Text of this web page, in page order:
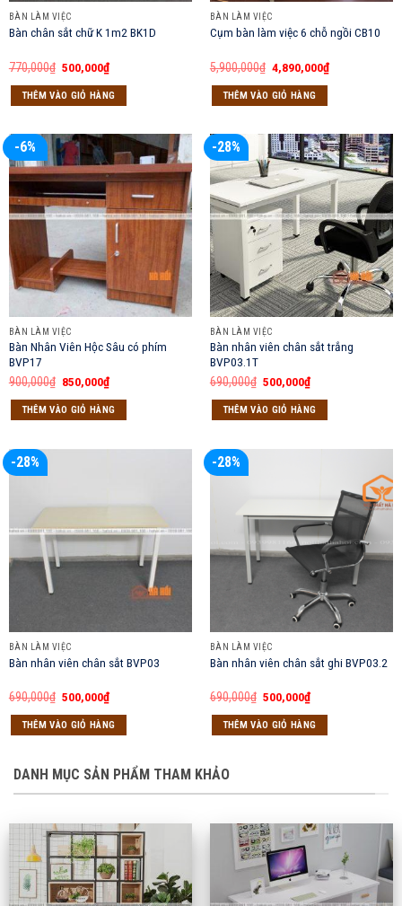
BÀN LÀM VIỆC
Bàn chân sắt chữ K 1m2 BK1D
770,000₫ Giá
là:
770,000₫.
500,000₫Giá
hiện
tại
là:
THÊM VÀO GIỎ HÀNG
BÀN LÀM VIỆC
Cụm bàn làm việc 6 chỗ ngồi CB10
5,900,000₫ Giá
gốc
là:
5,900,000₫.
4,890,000₫Giá
hiện
THÊM VÀO GIỎ HÀNG
-6%
BÀN LÀM VIỆC
Bàn Nhân Viên Hộc Sâu có phím
BVP17
900,000₫ Giá
là:
900,000₫.
850,000₫Giá
hiện
tại
là:
THÊM VÀO GIỎ HÀNG
-28%
BÀN LÀM VIỆC
Bàn nhân viên chân sắt trắng
BVP03.1T
690,000₫ Giá
là:
690,000₫.
500,000₫Giá
hiện
tại
là:
THÊM VÀO GIỎ HÀNG
-28%
BÀN LÀM VIỆC
Bàn nhân viên chân sắt BVP03
690,000₫ Giá
là:
690,000₫.
500,000₫Giá
hiện
tại
là:
THÊM VÀO GIỎ HÀNG
-28%
BÀN LÀM VIỆC
Bàn nhân viên chân sắt ghi BVP03.2
690,000₫ Giá
là:
690,000₫.
500,000₫Giá
hiện
tại
là:
THÊM VÀO GIỎ HÀNG
DANH MỤC SẢN PHẨM THAM KHẢO